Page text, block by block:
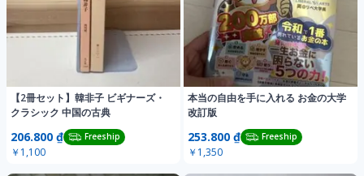
【2冊セット】韓非子 ビギナーズ・
クラシック 中国の古典
206.800 ₫ Freeship
￥1,100
本当の自由を手に入れる お金の大学
改訂版
253.800 ₫ Freeship
￥1,350